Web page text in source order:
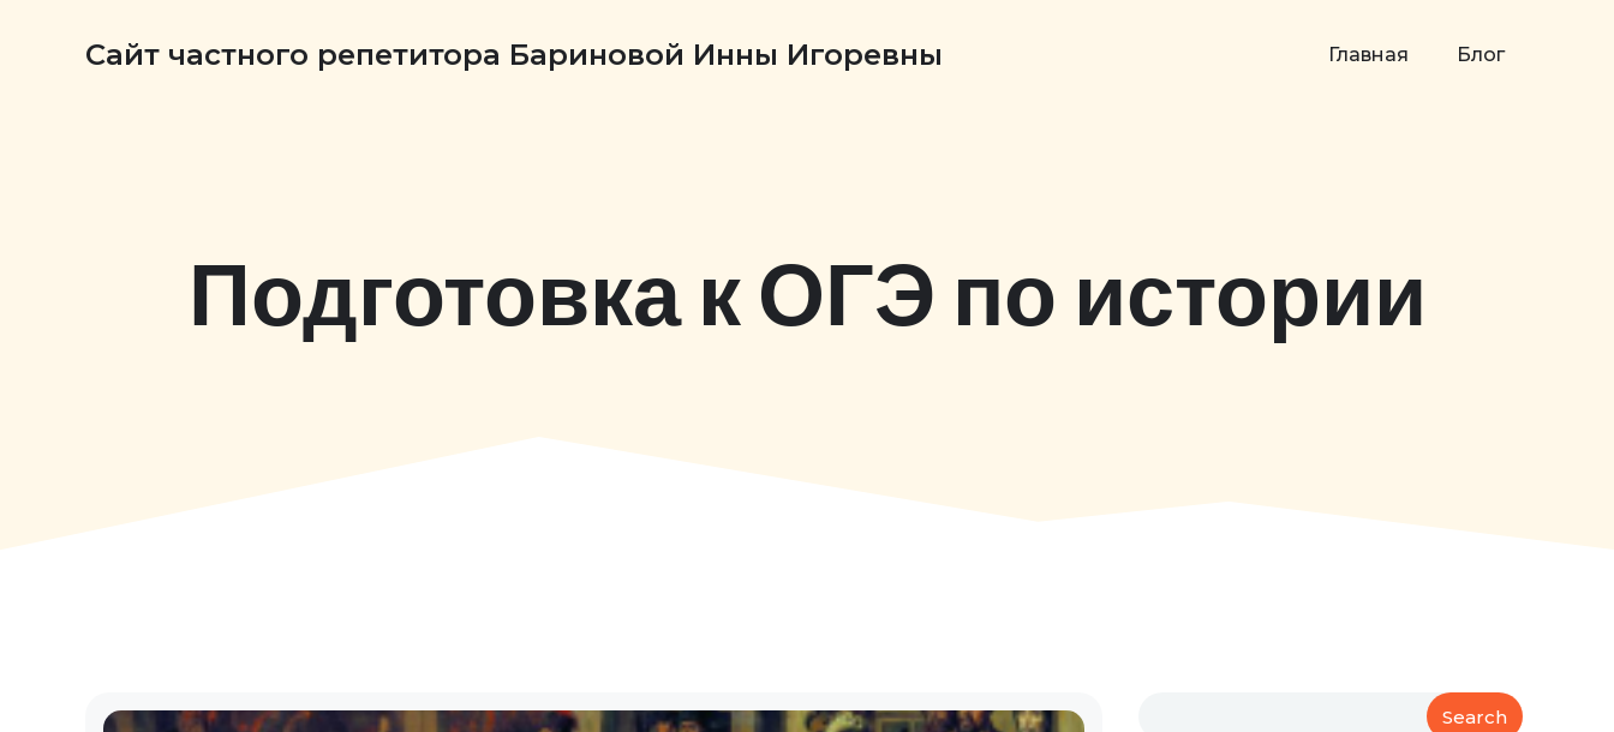
Сайт частного репетитора Бариновой Инны Игоревны Главная Блог
Подготовка к ОГЭ по истории
Search